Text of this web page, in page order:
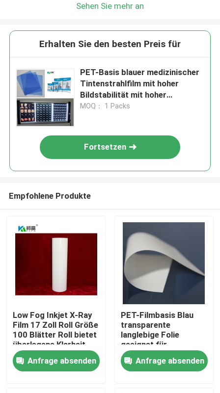
Startseite
Produkte
Sehen Sie mehr an
Erhalten Sie den besten Preis für
PET-Basis blauer medizinischer
Tintenstrahlfilm mit hoher
Bildstabilität mit hoher
Auflösung
MOQ： 1 Packs
Fortsetzen
Empfohlene Produkte
Low Fog Inkjet X-Ray
Film 17 Zoll Roll Größe
100 Blätter Roll bietet
überlegene Klarheit
und Detail für
radiographische
Bildgebung
Anfrage absenden
PET-Filmbasis Blau
transparente
langlebige Folie
geeignet für
industrielle
Verpackungs- und
Druckanwendungen
Anfrage absenden